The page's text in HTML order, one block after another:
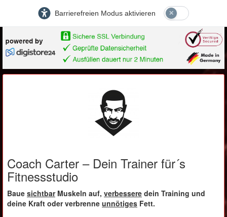
Barrierefreien Modus aktivieren
Coach Carter – Dein Trainer für´s
Fitnessstudio
Baue sichtbarMuskeln auf, verbessere dein Training und
deine Kraft oder verbrenne unnötiges Fett.